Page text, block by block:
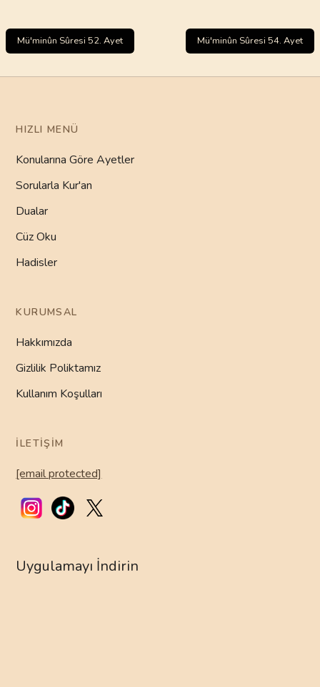
Mü'minûn Sûresi 52. Ayet Mü'minûn Sûresi 54. Ayet
HIZLI MENÜ
Konularına Göre Ayetler
Sorularla Kur'an
Dualar
Cüz Oku
Hadisler
KURUMSAL
Hakkımızda
Gizlilik Poliktamız
Kullanım Koşulları
İLETIŞIM
[email protected]
Uygulamayı İndirin